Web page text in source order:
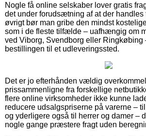
Nogle få online selskaber lover gratis
det under forudsætning af at der handles
øvrigt bør man gribe den mindst
som i de fleste tilfælde – uafhængig om
ved Viborg, Svendborg eller Ringkøbing
bestillingen til et udleveringssted.
Det er jo efterhånden vældig
prissammenligne fra forskellige
flere online virksomheder ikke kunne
reducere udsalgspriserne på varerne –
og yderligere også til herrer og damer –
nogle gange præstere fragt uden